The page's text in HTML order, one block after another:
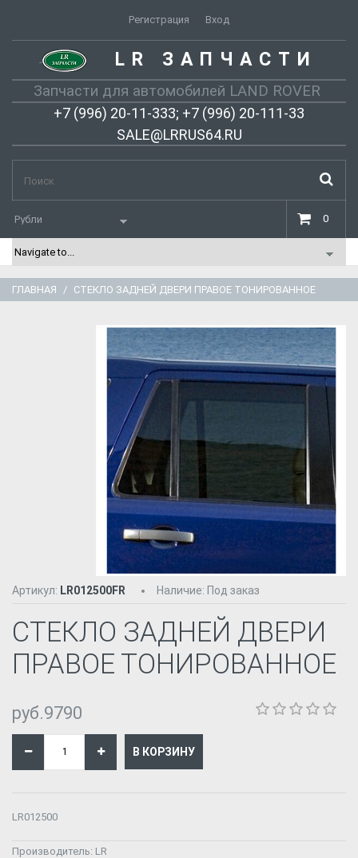
Регистрация Вход
- LR ЗАПЧАСТИ
Запчасти для автомобилей LAND ROVER
+7 (996) 20-11-333; +7 (996) 20-111-33
SALE@LRRUS64.RU
0
ГЛАВНАЯ СТЕКЛО ЗАДНЕЙ ДВЕРИ ПРАВОЕ ТОНИРОВАННОЕ
Артикул: LR012500FR Наличие: Под заказ
СТЕКЛО ЗАДНЕЙ ДВЕРИ
ПРАВОЕ ТОНИРОВАННОЕ
руб.9790
LR012500
Производитель: LR